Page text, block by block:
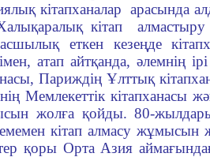
кітапханалар арасында
кітап
еткен кезеңде
атап айтқанда, әлемнің
Париждің Ұлттық
Мемлекеттік кітапханасы
жолға қойды. 80-жылдары
кітап алмасу жұмысын
қоры Орта Азия